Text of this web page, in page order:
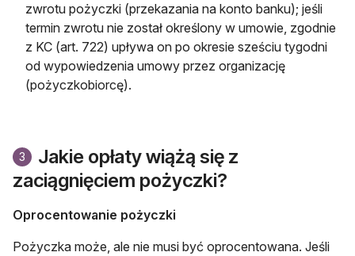
zwrotu pożyczki (przekazania na konto banku); jeśli
termin zwrotu nie został określony w umowie, zgodnie
z KC (art. 722) upływa on po okresie sześciu tygodni
od wypowiedzenia umowy przez organizację
(pożyczkobiorcę).
3
Jakie opłaty wiążą się z
zaciągnięciem pożyczki?
Oprocentowanie pożyczki
Pożyczka może, ale nie musi być oprocentowana. Jeśli